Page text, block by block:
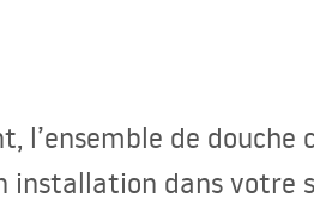
l’ensemble de
installation dans votre